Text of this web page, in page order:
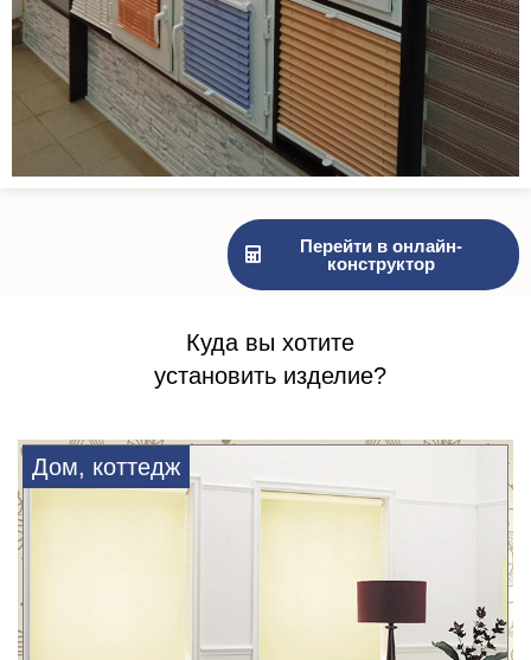
Перейти в онлайн-
конструктор
Куда вы хотите
установить изделие?
Дом, коттедж